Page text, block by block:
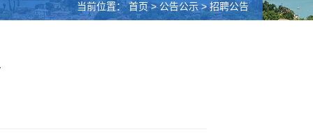
当前位置：首页>公告公示>招聘公告